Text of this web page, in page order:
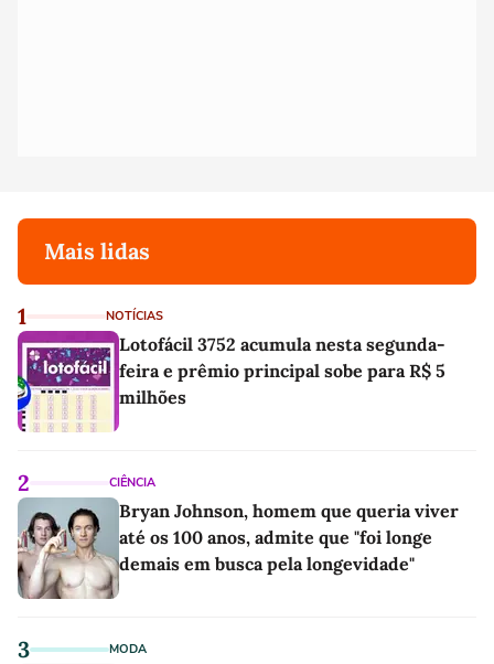
Mais lidas
1 NOTÍCIAS
Lotofácil 3752 acumula nesta segunda-
feira e prêmio principal sobe para R$ 5
milhões
2 CIÊNCIA
Bryan Johnson, homem que queria viver
até os 100 anos, admite que "foi longe
demais em busca pela longevidade"
3 MODA